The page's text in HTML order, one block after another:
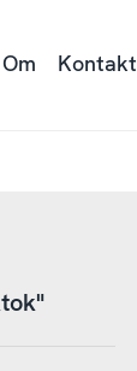
Om Kontakt